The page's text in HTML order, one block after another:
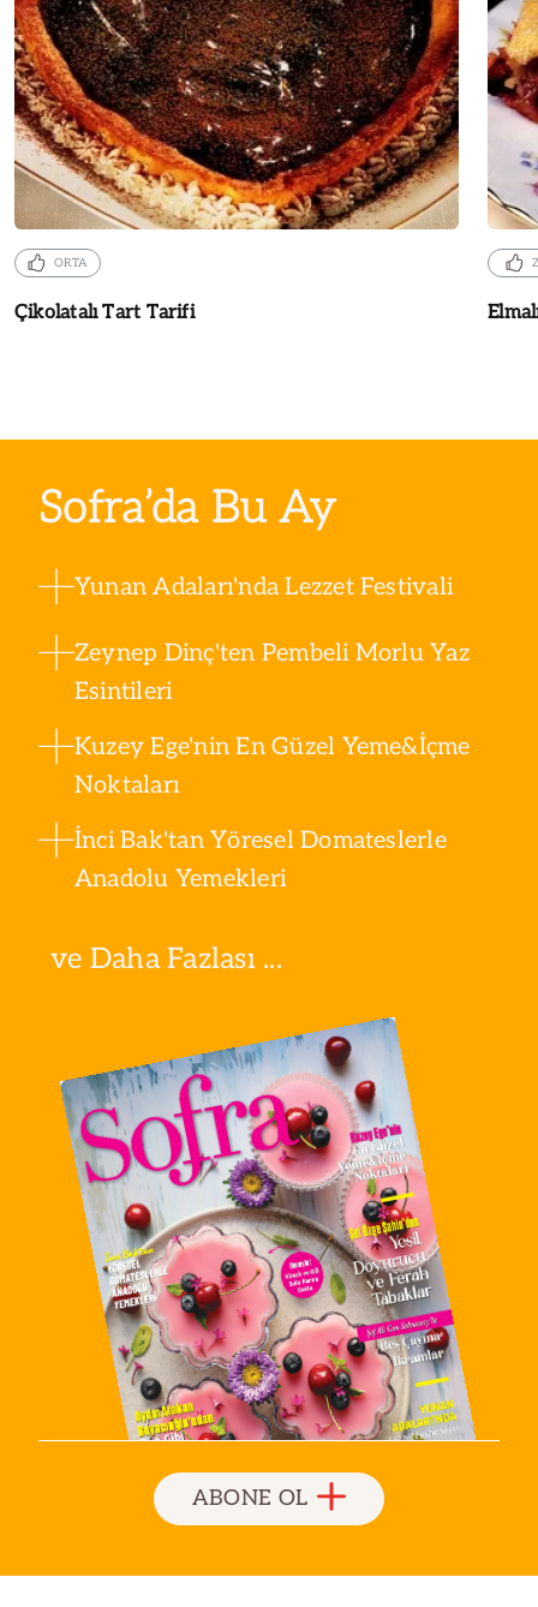
ORTA
Çikolatalı Tart Tarifi
Sofra’da Bu Ay
Yunan Adaları'nda Lezzet Festivali
Zeynep Dinç'ten Pembeli Morlu Yaz
Esintileri
Kuzey Ege'nin En Güzel Yeme&İçme
Noktaları
İnci Bak'tan Yöresel Domateslerle
Anadolu Yemekleri
ve Daha Fazlası ...
ABONE OL